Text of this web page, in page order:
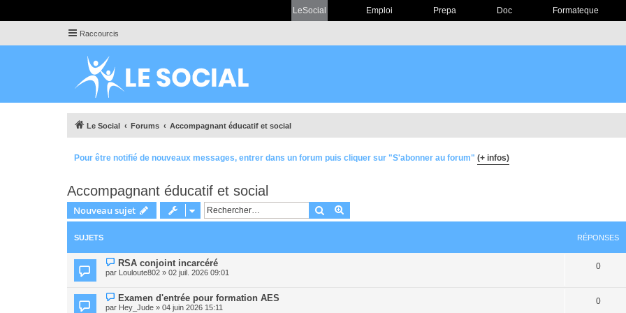
LeSocial Emploi Prepa Doc Formateque
Raccourcis
Le Social Forums Accompagnant éducatif et social
Pour être notifié de nouveaux messages, entrer dans un forum puis cliquer sur "S'abonner au forum" (+ infos)
Accompagnant éducatif et social
Nouveau sujet Rechercher
SUJETS RÉPONSES
RSA conjoint incarcéré
par Louloute802 » 02 juil. 2026 09:01
0
Examen d'entrée pour formation AES
par Hey_Jude » 04 juin 2026 15:11
0